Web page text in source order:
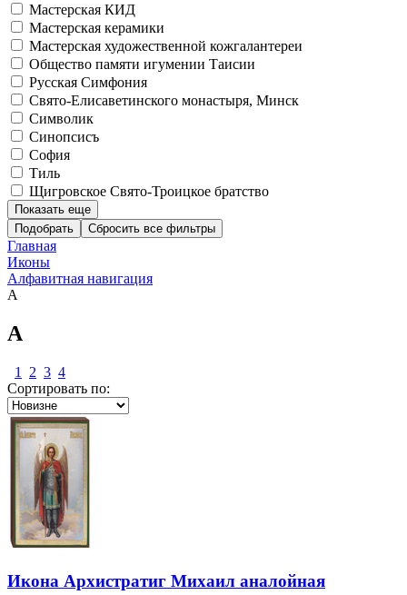
Мастерская КИД
Мастерская керамики
Мастерская художественной кожгалантереи
Общество памяти игумении Таисии
Русская Симфония
Свято-Елисаветинского монастыря, Минск
Символик
Синопсисъ
София
Тиль
Щигровское Свято-Троицкое братство
Показать еще
Подобрать
Главная
Иконы
Алфавитная навигация
А
А
1 2 3 4
Сортировать по:
Икона Архистратиг Михаил аналойная